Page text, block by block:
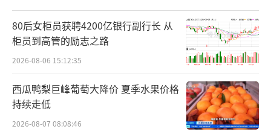
80后女柜员获聘4200亿银行副行长 从
柜员到高管的励志之路
2026-08-06 15:12:35
西瓜鸭梨巨峰葡萄大降价 夏季水果价格
持续走低
2026-08-07 08:08:46